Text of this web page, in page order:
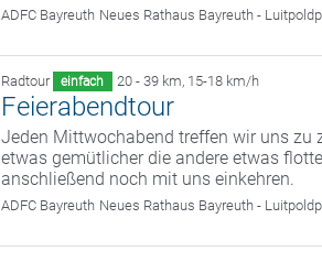
ADFC Bayreuth Neues Rathaus Bayreuth -
Radtour einfach 20 - 39 km, 15-18 km/h
Feierabendtour
Jeden Mittwochabend treffen wir uns zu
etwas gemütlicher die andere etwas
anschließend noch mit uns einkehren.
ADFC Bayreuth Neues Rathaus Bayreuth -